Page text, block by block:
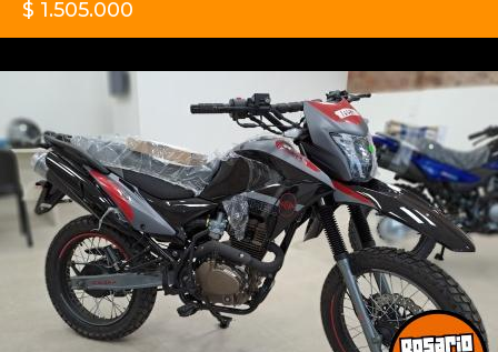
$ 1.505.000